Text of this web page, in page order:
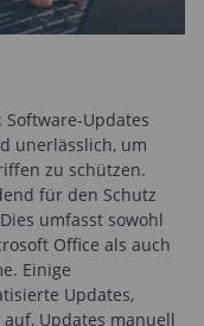
: Software-Updates
unerlässlich, um
zu schützen.
für den Schutz
umfasst sowohl
Office als auch
Einige
Updates,
Updates manuell